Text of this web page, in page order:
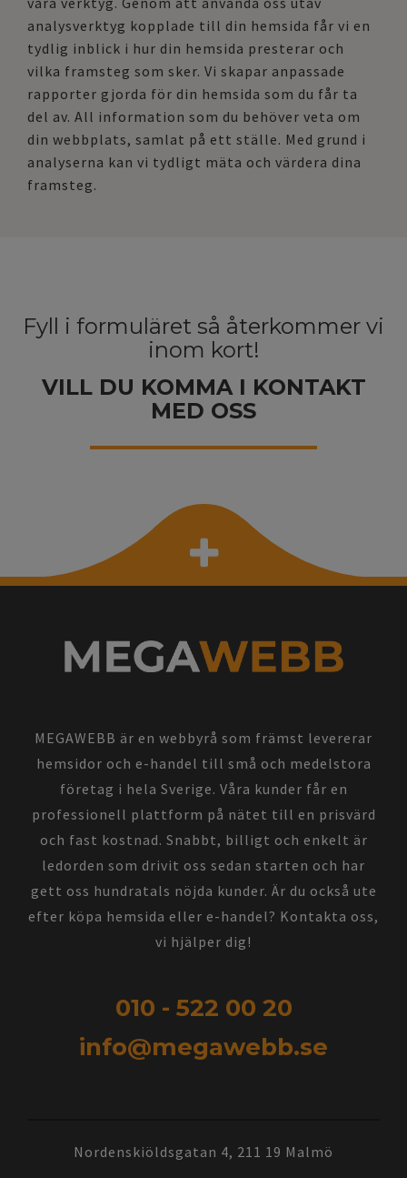
analysverktyg kopplade till din hemsida får vi en
tydlig inblick i hur din hemsida presterar och
vilka framsteg som sker. Vi skapar anpassade
rapporter gjorda för din hemsida som du får ta
del av. All information som du behöver veta om
din webbplats, samlat på ett ställe. Med grund i
analyserna kan vi tydligt mäta och värdera dina
framsteg.
Fyll i formuläret så återkommer vi
inom kort!
VILL DU KOMMA I KONTAKT
MED OSS
MEGAWEBB är en webbyrå som främst levererar
hemsidor och e-handel till små och medelstora
företag i hela Sverige. Våra kunder får en
professionell plattform på nätet till en prisvärd
och fast kostnad. Snabbt, billigt och enkelt är
ledorden som drivit oss sedan starten och har
gett oss hundratals nöjda kunder. Är du också ute
efter köpa hemsida eller e-handel? Kontakta oss,
vi hjälper dig!
010 - 522 00 20
info@megawebb.se
Nordenskiöldsgatan 4, 211 19 Malmö